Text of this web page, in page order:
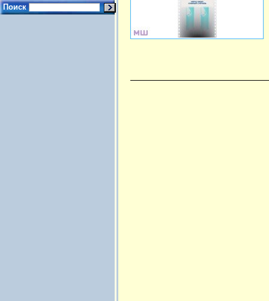
Поиск